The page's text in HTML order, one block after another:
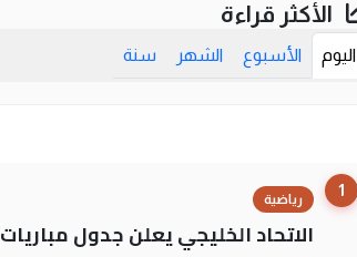
الأكثر قراءة
اليوم الأسبوع الشهر سنة
1
رياضية
الاتحاد الخليجي يعلن جدول مباريات "خليجي 27" وأولى